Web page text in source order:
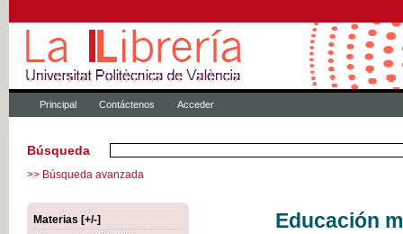
Principal Contáctenos Acceder
Búsqueda
>> Búsqueda avanzada
Materias [+/-]
Educación